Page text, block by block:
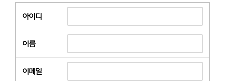
아이디
이름
이메일